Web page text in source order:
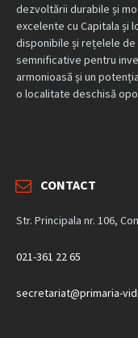
dezvoltării durabile și
excelente cu Capitala și
disponibile și rețelele
semnificative pentru
armonioasă și un
o localitate deschisă
CONTACT
Str. Principala nr. 106,
021-361 22 65
secretariat@primaria-